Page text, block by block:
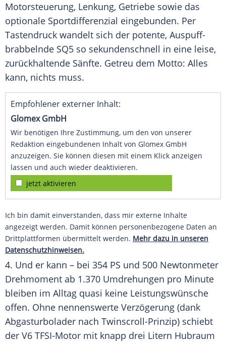
Motorsteuerung, Lenkung, Getriebe sowie das
optionale Sportdifferenzial eingebunden. Per
Tastendruck wandelt sich der potente, Auspuff-
brabbelnde SQ5 so sekundenschnell in eine leise,
zurückhaltende Sänfte. Getreu dem Motto: Alles
kann, nichts muss.
Empfohlener externer Inhalt:
Glomex GmbH
Wir benötigen Ihre Zustimmung, um den von unserer
Redaktion eingebundenen Inhalt von Glomex GmbH
anzuzeigen. Sie können diesen mit einem Klick anzeigen
lassen und auch wieder deaktivieren.
jetzt aktivieren
Ich bin damit einverstanden, dass mir externe Inhalte
angezeigt werden. Damit können personenbezogene Daten an
Drittplattformen übermittelt werden. Mehr dazu in unseren
Datenschutzhinweisen.
4. Und er kann – bei 354 PS und 500 Newtonmeter
Drehmoment ab 1.370 Umdrehungen pro Minute
bleiben im Alltag quasi keine Leistungswünsche
offen. Ohne nennenswerte Verzögerung (dank
Abgasturbolader nach Twinscroll-Prinzip) schiebt
der V6 TFSI-Motor mit knapp drei Litern Hubraum